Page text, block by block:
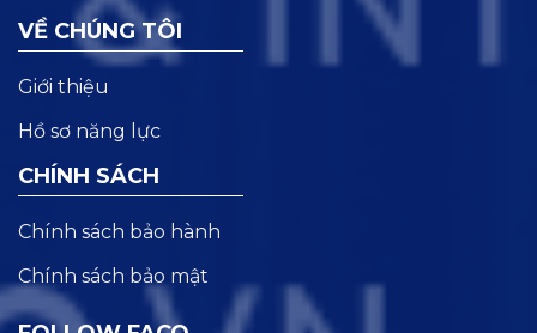
VỀ CHÚNG TÔI
Giới thiệu
Hồ sơ năng lực
CHÍNH SÁCH
Chính sách bảo hành
Chính sách bảo mật